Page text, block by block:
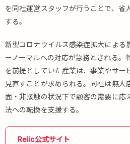
を同社運営スタッフが行うことで、省
する。
新型コロナウイルス感染症拡大による
ーノーマルへの対応が急務とされる。
を前提としていた産業は、事業やサー
見直すことが求められる。同社は無人
面・非接触の状況下で顧客の需要に応
法への転換を支援する。
Relic公式サイト